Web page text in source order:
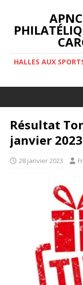
HALLES AUX
Résultat
janvier 2023
28 janvier 2023